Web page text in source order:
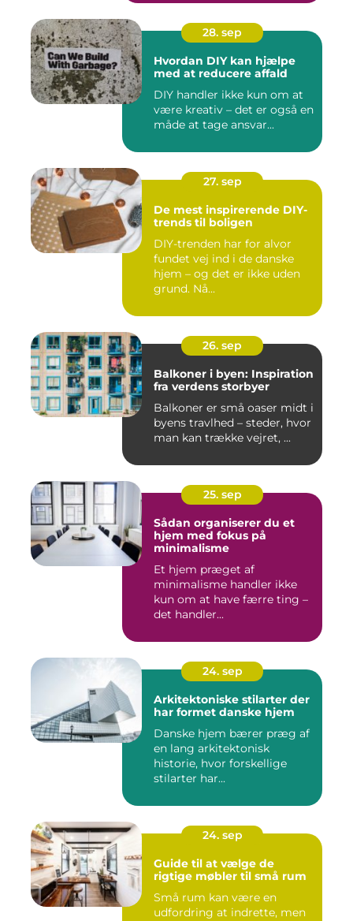
28. sep
Hvordan DIY kan hjælpe
med at reducere affald
DIY handler ikke kun om at
være kreativ – det er også en
måde at tage ansvar...
27. sep
De mest inspirerende DIY-
trends til boligen
DIY-trenden har for alvor
fundet vej ind i de danske
hjem – og det er ikke uden
grund. Nå...
26. sep
Balkoner i byen: Inspiration
fra verdens storbyer
Balkoner er små oaser midt i
byens travlhed – steder, hvor
man kan trække vejret, ...
25. sep
Sådan organiserer du et
hjem med fokus på
minimalisme
Et hjem præget af
minimalisme handler ikke
kun om at have færre ting –
det handler...
24. sep
Arkitektoniske stilarter der
har formet danske hjem
Danske hjem bærer præg af
en lang arkitektonisk
historie, hvor forskellige
stilarter har...
24. sep
Guide til at vælge de
rigtige møbler til små rum
Små rum kan være en
udfordring at indrette, men